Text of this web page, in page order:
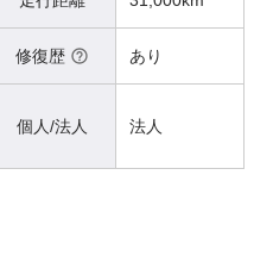
修復歴 あり
個人/法人 法人